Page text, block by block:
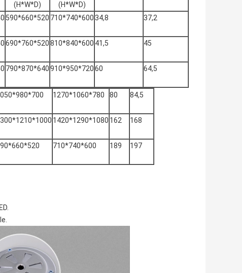
(H*W*D)
(H*W*D)
590*660*520 710*740*60034,8 37,2
690*760*520810*840*600 41,5 45
790*870*640910*950*72060 64,5
1270*1060*780 80 84,5
1420*1290*1080 162 168
710*740*600 189 197